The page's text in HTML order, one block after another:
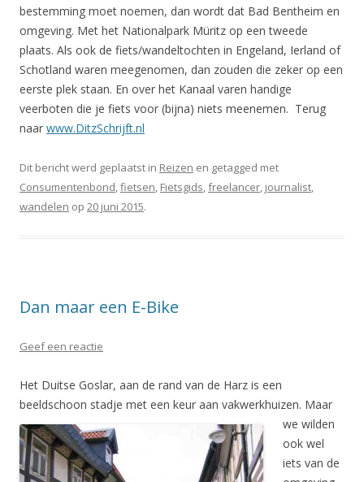
bestemming moet noemen, dan wordt dat Bad Bentheim en
omgeving. Met het Nationalpark Müritz op een tweede
plaats. Als ook de fiets/wandeltochten in Engeland, Ierland of
Schotland waren meegenomen, dan zouden die zeker op een
eerste plek staan. En over het Kanaal varen handige
veerboten die je fiets voor (bijna) niets meenemen. Terug
naar www.DitzSchrijft.nl
Dit bericht werd geplaatst in Reizen en getagged met
Consumentenbond,fietsen, Fietsgids,freelancer, journalist,
wandelen op 20 juni 2015.
Dan maar een E-Bike
Geef een reactie
Het Duitse Goslar, aan de rand van de Harz is een
beeldschoon stadje met een keur aan vakwerkhuizen. Maar
we wilden
ook wel
iets van de